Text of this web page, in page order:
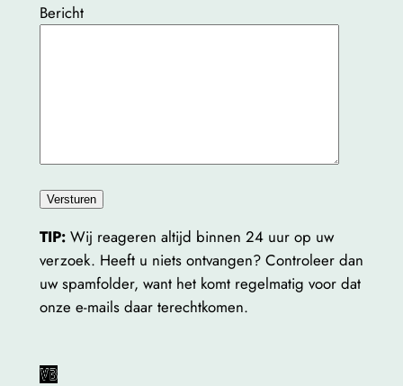
Bericht
TIP:Wij reageren altijd binnen 24 uur op uw
verzoek. Heeft u niets ontvangen? Controleer dan
uw spamfolder, want het komt regelmatig voor dat
onze e-mails daar terechtkomen.